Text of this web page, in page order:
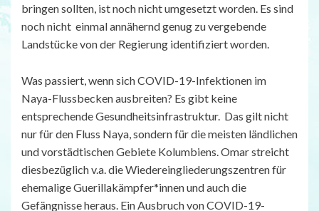
bringen sollten, ist noch nicht umgesetzt worden. Es sind
noch nicht einmal annähernd genug zu vergebende
Landstücke von der Regierung identifiziert worden.
Was passiert, wenn sich COVID-19-Infektionen im
Naya-Flussbecken ausbreiten? Es gibt keine
entsprechende Gesundheitsinfrastruktur. Das gilt nicht
nur für den Fluss Naya, sondern für die meisten ländlichen
und vorstädtischen Gebiete Kolumbiens. Omar streicht
diesbezüglich v.a. die Wiedereingliederungszentren für
ehemalige Guerillakämpfer*innen und auch die
Gefängnisse heraus. Ein Ausbruch von COVID-19-